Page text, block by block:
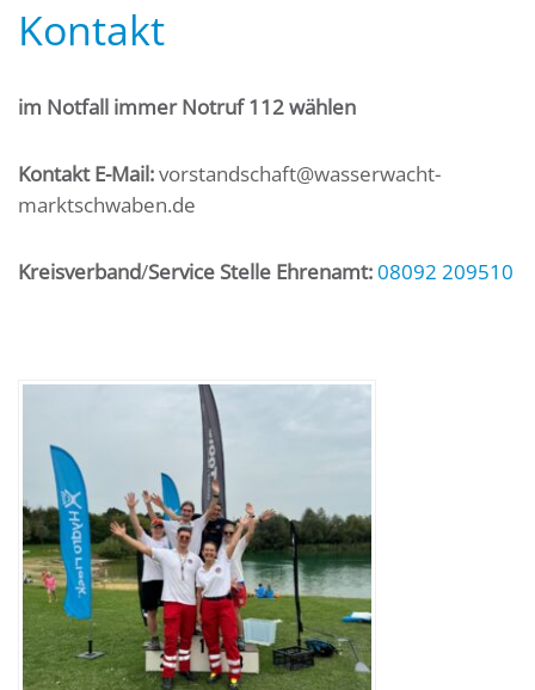
Kontakt
im Notfall immer Notruf 112 wählen
Kontakt E-Mail:vorstandschaft@wasserwacht-
marktschwaben.de
Kreisverband/Service Stelle Ehrenamt:08092 209510